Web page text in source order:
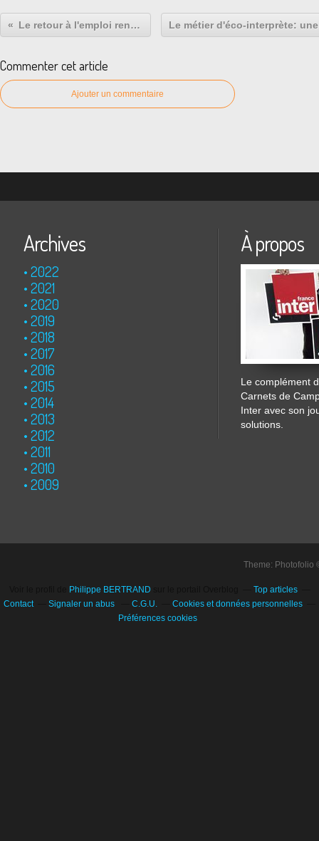
Le retour à l'emploi renforcé: Ardie 47
Commenter cet article
Ajouter un commentaire
Archives
2022
2021
2020
2019
2018
2017
2016
2015
2014
2013
2012
2011
2010
2009
À propos
Le complément
Carnets de
Inter avec son
solutions.
Theme:
Philippe BERTRAND
Top articles
Contact
Signaler un abus C.G.U.
Cookies et données personnelles
Préférences cookies